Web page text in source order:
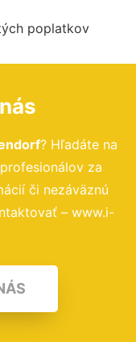
poplatkov
? Hľadáte na
za
či nezáväznú
– www.i-